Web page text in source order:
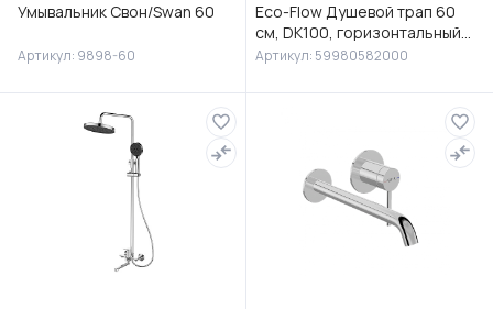
Умывальник Свон/Swan 60
Артикул: 9898-60
Eco-Flow Душевой трап 60
см, DK100, горизонтальный
сифон 60 мм, матовый
Артикул: 59980582000